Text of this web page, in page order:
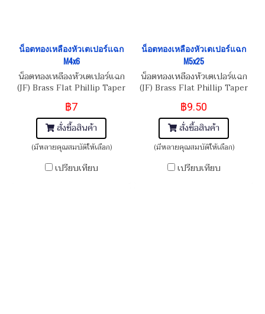
น็อตทองเหลืองหัวเตเปอร์แฉก
M4x6
น็อตทองเหลืองหัวเตเปอร์แฉก
(JF) Brass Flat Phillip Taper
฿7
สั่งซื้อสินค้า
(มีหลายคุณสมบัติให้เลือก)
เปรียบเทียบ
น็อตทองเหลืองหัวเตเปอร์แฉก
M5x25
น็อตทองเหลืองหัวเตเปอร์แฉก
(JF) Brass Flat Phillip Taper
฿9.50
สั่งซื้อสินค้า
(มีหลายคุณสมบัติให้เลือก)
เปรียบเทียบ